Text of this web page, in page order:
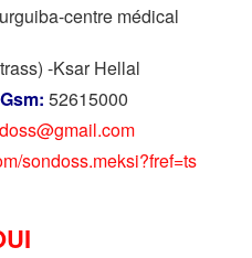
centre médical
-Ksar Hellal
Gsm: 52615000
sondoss.meksi?fref=ts